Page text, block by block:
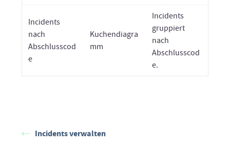
Incidents
nach
Abschlusscod
e
Kuchendiagra
mm
Incidents
gruppiert
nach
Abschlusscod
e.
Incidents verwalten